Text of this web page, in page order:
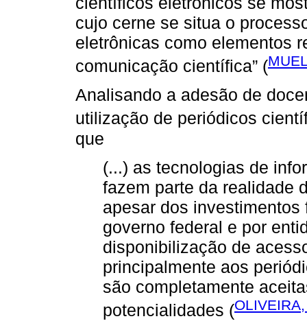
cujo cerne se situa o
eletrônicas como elementos
comunicação científica” (
Analisando a adesão de
utilização de periódicos
que
(...) as tecnologias de
fazem parte da realidade
apesar dos
governo federal e por
disponibilização de
principalmente aos
são completamente
potencialidades (